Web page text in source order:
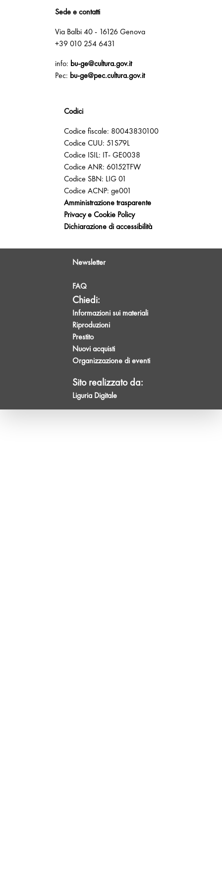
Sede e contatti
Via Balbi 40 - 16126 Genova
+39 010 254 6431
info: bu-ge@cultura.gov.it
Pec: bu-ge@pec.cultura.gov.it
Codici
Codice fiscale: 80043830100
Codice CUU: 51S79L
Codice ISIL: IT- GE0038
Codice ANR: 60152TFW
Codice SBN: LIG 01
Codice ACNP: ge001
Amministrazione trasparente
Privacy e Cookie Policy
Dichiarazione di accessibilità
Newsletter
FAQ
Chiedi:
Informazioni sui materiali
Riproduzioni
Prestito
Nuovi acquisti
Organizzazione di eventi
Sito realizzato da:
Liguria Digitale